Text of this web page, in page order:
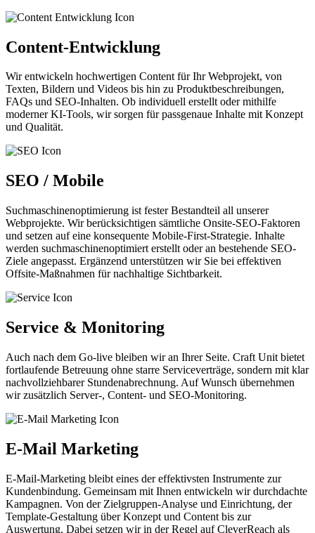
Content-Entwicklung
Wir entwickeln hochwertigen Content für Ihr Webprojekt, von
Texten, Bildern und Videos bis hin zu Produktbeschreibungen,
FAQs und SEO-Inhalten. Ob individuell erstellt oder mithilfe
moderner KI-Tools, wir sorgen für passgenaue Inhalte mit Konzept
und Qualität.
SEO / Mobile
Suchmaschinenoptimierung ist fester Bestandteil all unserer
Webprojekte. Wir berücksichtigen sämtliche Onsite-SEO-Faktoren
und setzen auf eine konsequente Mobile-First-Strategie. Inhalte
werden suchmaschinenoptimiert erstellt oder an bestehende SEO-
Ziele angepasst. Ergänzend unterstützen wir Sie bei effektiven
Offsite-Maßnahmen für nachhaltige Sichtbarkeit.
Service & Monitoring
Auch nach dem Go-live bleiben wir an Ihrer Seite. Craft Unit bietet
fortlaufende Betreuung ohne starre Serviceverträge, sondern mit klar
nachvollziehbarer Stundenabrechnung. Auf Wunsch übernehmen
wir zusätzlich Server-, Content- und SEO-Monitoring.
E-Mail Marketing
E-Mail-Marketing bleibt eines der effektivsten Instrumente zur
Kundenbindung. Gemeinsam mit Ihnen entwickeln wir durchdachte
Kampagnen. Von der Zielgruppen-Analyse und Einrichtung, der
Template-Gestaltung über Konzept und Content bis zur
Auswertung. Dabei setzen wir in der Regel auf CleverReach als